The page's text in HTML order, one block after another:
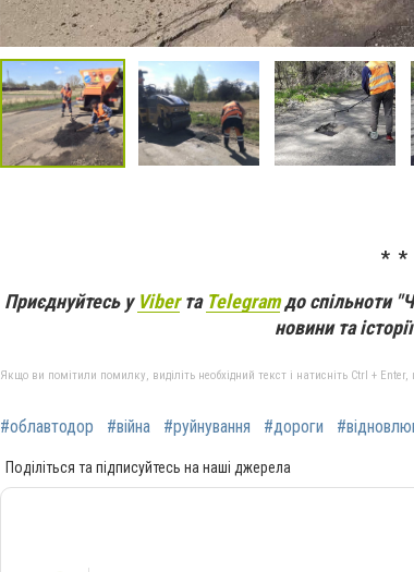
* *
Приєднуйтесь у Viberта Telegramдо спільноти
новини та
Якщо ви помітили помилку, виділіть необхідний текст і натисніть Ctrl +
#облавтодор #війна #руйнування #дороги
Поділіться та підписуйтесь на наші джерела